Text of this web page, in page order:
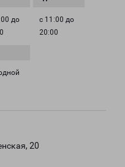
до
с 11:00 до
20:00
20